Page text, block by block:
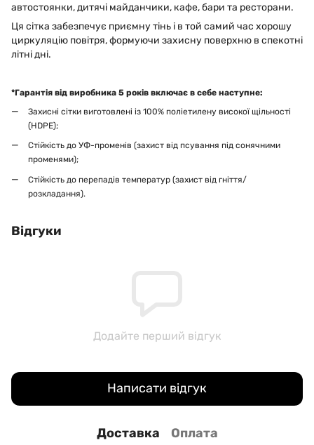
автостоянки, дитячі майданчики, кафе, бари та ресторани.
Ця сітка забезпечує приємну тінь і в той самий час хорошу
циркуляцію повітря, формуючи захисну поверхню в спекотні
літні дні.
*Гарантія від виробника 5 років включає в себе наступне:
Захисні сітки виготовлені із 100% поліетилену високої щільності
(HDPE);
Стійкість до УФ-променів (захист від псування під сонячними
променями);
Стійкість до перепадів температур (захист від гніття/
розкладання).
Відгуки
Додайте перший відгук
Написати відгук
Доставка Оплата